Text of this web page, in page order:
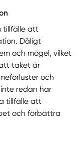
tillfälle att
Dåligt
och mögel, vilket
taket är
och
redan har
tillfälle att
och förbättra